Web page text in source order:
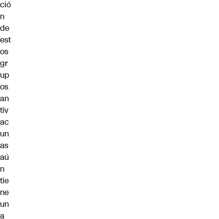
ció
n
de
est
os
gr
up
os
an
tiv
ac
un
as
aú
n
tie
ne
un
a